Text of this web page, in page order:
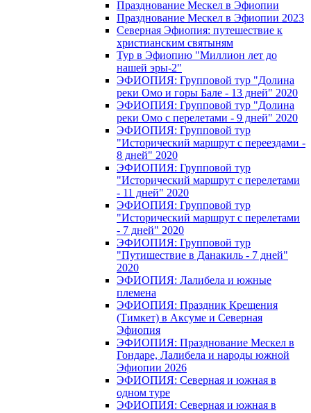
Празднование Мескел в Эфиопии
Празднование Мескел в Эфиопии 2023
Северная Эфиопия: путешествие к
христианским святыням
Тур в Эфиопию "Миллион лет до
нашей эры-2"
ЭФИОПИЯ: Групповой тур "Долина
реки Омо и горы Бале - 13 дней" 2020
ЭФИОПИЯ: Групповой тур "Долина
реки Омо с перелетами - 9 дней" 2020
ЭФИОПИЯ: Групповой тур
"Исторический маршрут с переездами -
8 дней" 2020
ЭФИОПИЯ: Групповой тур
"Исторический маршрут с перелетами
- 11 дней" 2020
ЭФИОПИЯ: Групповой тур
"Исторический маршрут с перелетами
- 7 дней" 2020
ЭФИОПИЯ: Групповой тур
"Путишествие в Данакиль - 7 дней"
2020
ЭФИОПИЯ: Лалибела и южные
племена
ЭФИОПИЯ: Праздник Крещения
(Тимкет) в Аксуме и Северная
Эфиопия
ЭФИОПИЯ: Празднование Мескел в
Гондаре, Лалибела и народы южной
Эфиопии 2026
ЭФИОПИЯ: Северная и южная в
одном туре
ЭФИОПИЯ: Северная и южная в